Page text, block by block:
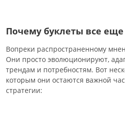
Почему буклеты все еще
Вопреки распространенному
Они просто эволюционируют,
трендам и потребностям. Вот
которым они остаются важной
стратегии: